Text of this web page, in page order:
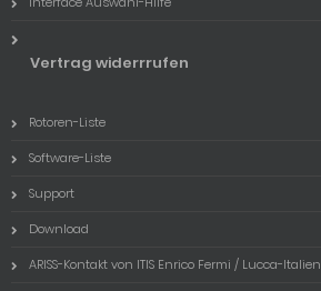
Vertrag widerrrufen
Rotoren-Liste
Software-Liste
Support
Download
ARISS-Kontakt von ITIS Enrico Fermi / Lucca-Italien